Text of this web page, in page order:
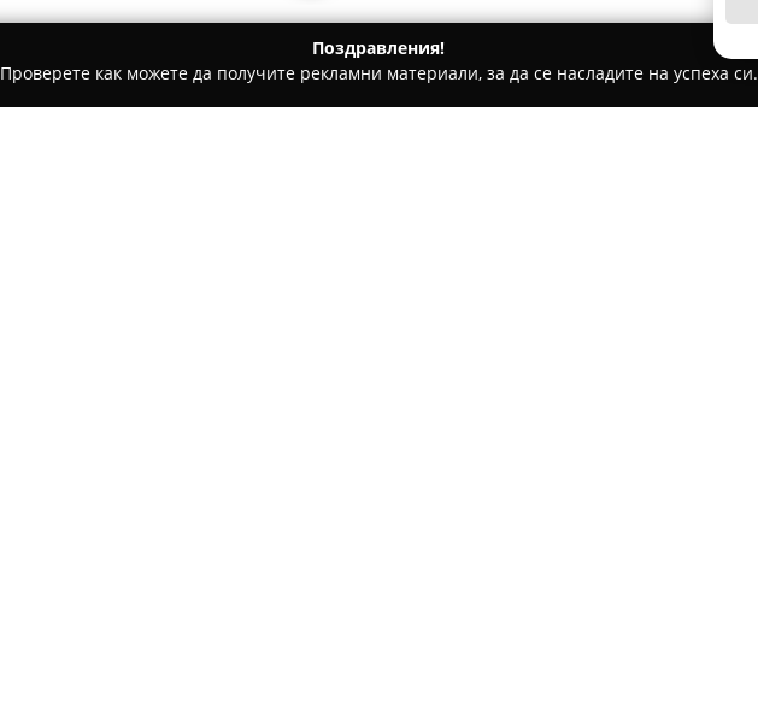
Поздравления!
Проверете как можете да получите рекламни материали, за да се насладите на успеха си.